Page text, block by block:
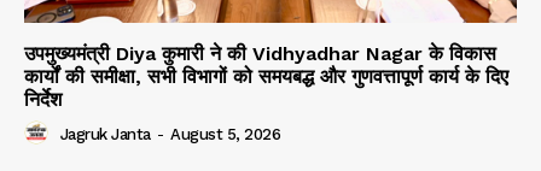
उपमुख्यमंत्री Diya कुमारी ने की Vidhyadhar Nagar के विकास
कार्यों की समीक्षा, सभी विभागों को समयबद्ध और गुणवत्तापूर्ण कार्य के दिए
निर्देश
Jagruk Janta - August 5, 2026